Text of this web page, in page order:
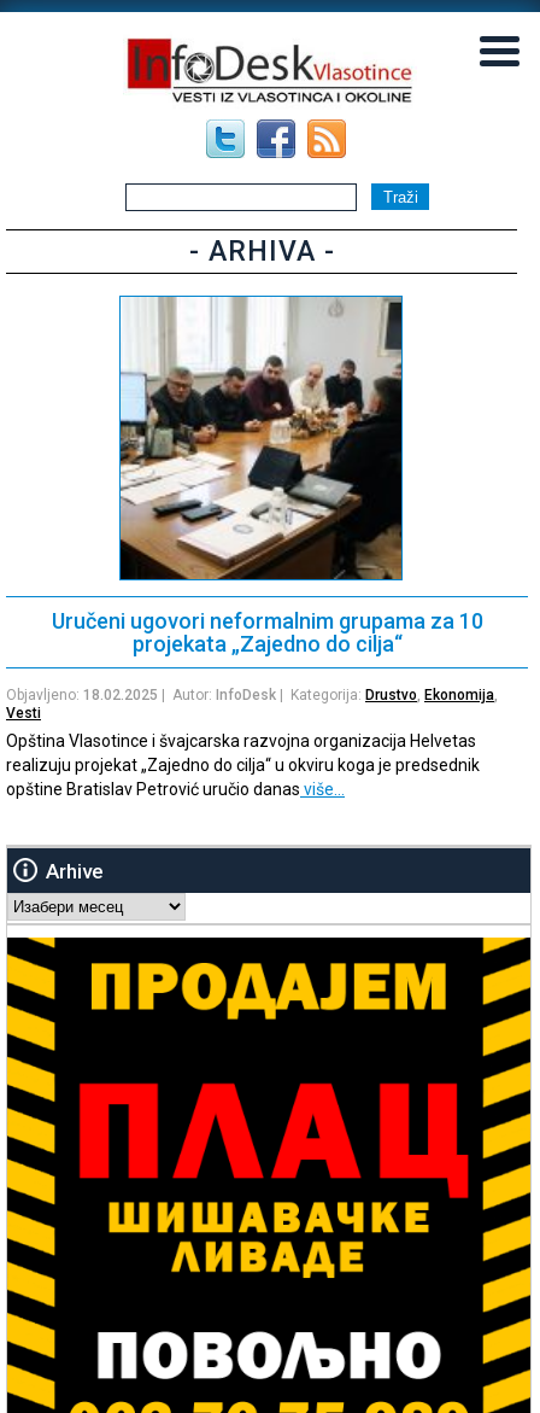
- ARHIVA -
Uručeni ugovori neformalnim grupama za 10
projekata „Zajedno do cilja“
Objavljeno: 18.02.2025 | Autor: InfoDesk | Kategorija: Drustvo, Ekonomija,
Vesti
Opština Vlasotince i švajcarska razvojna organizacija Helvetas
realizuju projekat „Zajedno do cilja“ u okviru koga je predsednik
opštine Bratislav Petrović uručio danas više…
Arhive
Arhive